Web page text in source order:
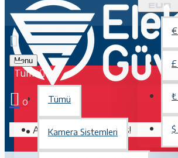
EUR
€
£
₺
$
Menu
Tümü
Tümü
Kamera Sistemleri
0
Alışveriş sepetiniz boş!